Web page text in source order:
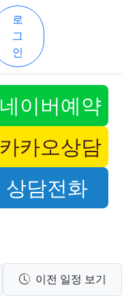
로
그
인
네이버예약
카카오상담
상담전화
이전 일정 보기